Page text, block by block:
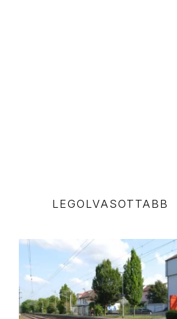
LEGOLVASOTTABB